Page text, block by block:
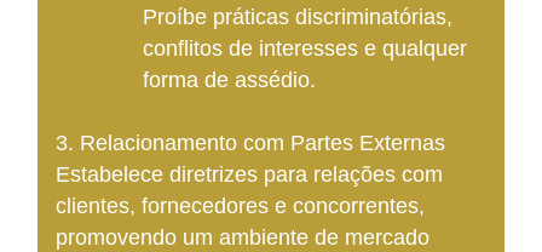
Proíbe práticas discriminatórias,
conflitos de interesses e qualquer
forma de assédio.
3. Relacionamento com Partes Externas
Estabelece diretrizes para relações com
clientes, fornecedores e concorrentes,
promovendo um ambiente de mercado